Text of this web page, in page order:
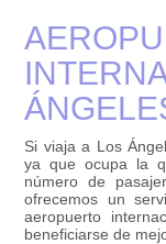
Si viaja a Los
ya que ocupa la
número de
ofrecemos un
aeropuerto
beneficiarse de